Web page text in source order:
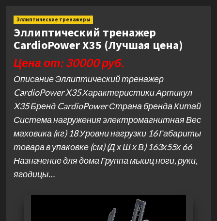
Эллиптические тренажеры
Эллиптический тренажер
CardioPower X35 (Лучшая цена)
Цена от: 30000 руб.
Описание Эллиптический тренажер
CardioPower X35 Характеристики Артикул
X35 Бренд CardioPower Страна бренда Китай
Система нагружения электромагнитная Вес
маховика (кг) 18 Уровни нагрузки 16 Габариты
товара в упаковке (см) (Д х Ш х В) 163х55х 66
Назначение для дома Группа мышц ноги, руки,
ягодицы…